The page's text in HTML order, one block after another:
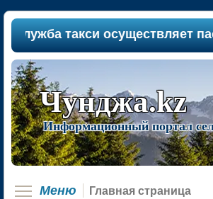
осуществляет
Чунджа.kz
Информационный портал
Меню Главная страница